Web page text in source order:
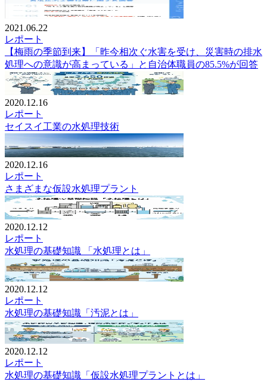
2021.06.22
レポート
【梅雨の季節到来】「昨今相次ぐ水害を受け、災害時の排水
処理への意識が高まっている」と自治体職員の85.5%が回答
2020.12.16
レポート
セイスイ工業の水処理技術
2020.12.16
レポート
さまざまな仮設水処理プラント
2020.12.12
レポート
水処理の基礎知識 「水処理とは」
2020.12.12
レポート
水処理の基礎知識「汚泥とは」
2020.12.12
レポート
水処理の基礎知識「仮設水処理プラントとは」